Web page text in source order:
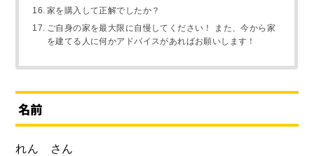
家を購入して正解でしたか？
ご自身の家を最大限に自慢してください！ また、今から家
を建てる人に何かアドバイスがあればお願いします！
名前
れん さん